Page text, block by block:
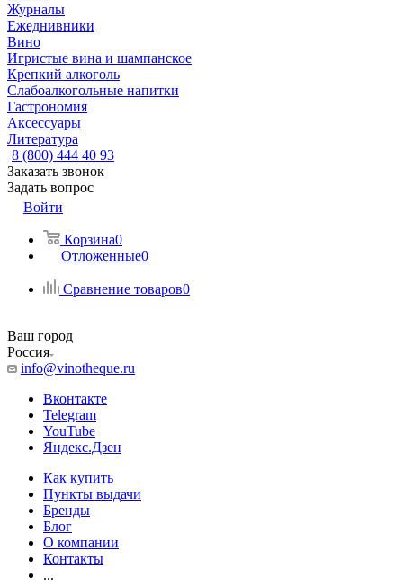
Журналы
Ежеднивники
Вино
Игристые вина и шампанское
Крепкий алкоголь
Слабоалкогольные напитки
Гастрономия
Аксессуары
Литература
8 (800) 444 40 93
Заказать звонок
Задать вопрос
Войти
Корзина0
Отложенные0
Сравнение товаров0
Ваш город
Россия
info@vinotheque.ru
Вконтакте
Telegram
YouTube
Яндекс.Дзен
Как купить
Пункты выдачи
Бренды
Блог
О компании
Контакты
...